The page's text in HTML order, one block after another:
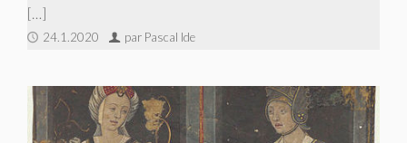
[…]
24.1.2020 par Pascal Ide